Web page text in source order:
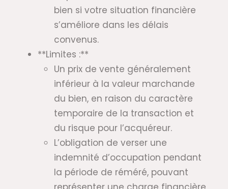
bien si votre situation financière
s’améliore dans les délais
convenus.
**Limites :**
Un prix de vente généralement
inférieur à la valeur marchande
du bien, en raison du caractère
temporaire de la transaction et
du risque pour l’acquéreur.
L’obligation de verser une
indemnité d’occupation pendant
la période de réméré, pouvant